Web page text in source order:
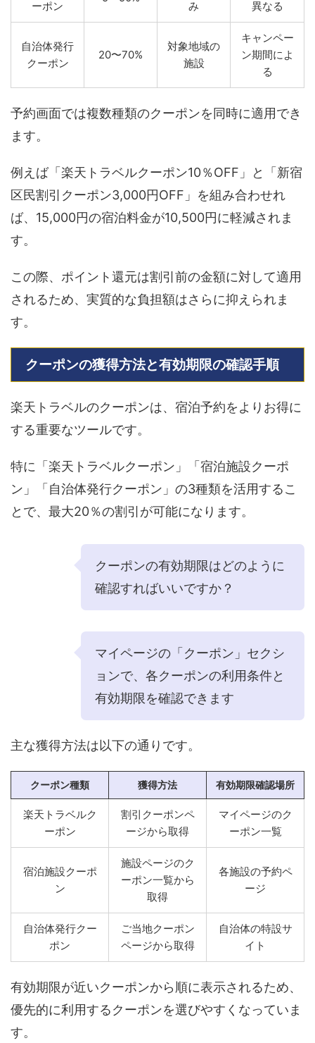
ーポン み 異なる
自治体発行
クーポン
20〜70%
対象地域の
施設
キャンペー
ン期間によ
る
予約画面では複数種類のクーポンを同時に適用でき
ます。
例えば「楽天トラベルクーポン10％OFF」と「新宿
区民割引クーポン3,000円OFF」を組み合わせれ
ば、15,000円の宿泊料金が10,500円に軽減されま
す。
この際、ポイント還元は割引前の金額に対して適用
されるため、実質的な負担額はさらに抑えられま
す。
クーポンの獲得方法と有効期限の確認手順
楽天トラベルのクーポンは、宿泊予約をよりお得に
する重要なツールです。
特に「楽天トラベルクーポン」「宿泊施設クーポ
ン」「自治体発行クーポン」の3種類を活用するこ
とで、最大20％の割引が可能になります。
クーポンの有効期限はどのように
確認すればいいですか？
マイページの「クーポン」セクシ
ョンで、各クーポンの利用条件と
有効期限を確認できます
主な獲得方法は以下の通りです。
クーポン種類 獲得方法 有効期限確認場所
楽天トラベルク
ーポン
割引クーポンペ
ージから取得
マイページのク
ーポン一覧
宿泊施設クーポ
ン
施設ページのク
ーポン一覧から
取得
各施設の予約ペ
ージ
自治体発行クー
ポン
ご当地クーポン
ページから取得
自治体の特設サ
イト
有効期限が近いクーポンから順に表示されるため、
優先的に利用するクーポンを選びやすくなっていま
す。